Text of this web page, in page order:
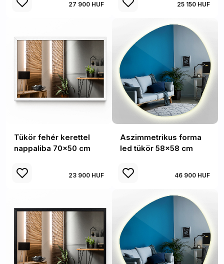
27 900 HUF 25 150 HUF
Tükör fehér kerettel
nappaliba 70x50 cm
23 900 HUF
Aszimmetrikus forma
led tükör 58x58 cm
46 900 HUF